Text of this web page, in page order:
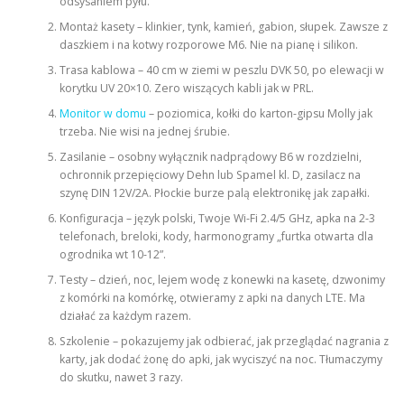
Montaż kasety – klinkier, tynk, kamień, gabion, słupek. Zawsze z
daszkiem i na kotwy rozporowe M6. Nie na pianę i silikon.
Trasa kablowa – 40 cm w ziemi w peszlu DVK 50, po elewacji w
korytku UV 20×10. Zero wiszących kabli jak w PRL.
Monitor w domu – poziomica, kołki do karton-gipsu Molly jak
trzeba. Nie wisi na jednej śrubie.
Zasilanie – osobny wyłącznik nadprądowy B6 w rozdzielni,
ochronnik przepięciowy Dehn lub Spamel kl. D, zasilacz na
szynę DIN 12V/2A. Płockie burze palą elektronikę jak zapałki.
Konfiguracja – język polski, Twoje Wi-Fi 2.4/5 GHz, apka na 2-3
telefonach, breloki, kody, harmonogramy „furtka otwarta dla
ogrodnika wt 10-12”.
Testy – dzień, noc, lejem wodę z konewki na kasetę, dzwonimy
z komórki na komórkę, otwieramy z apki na danych LTE. Ma
działać za każdym razem.
Szkolenie – pokazujemy jak odbierać, jak przeglądać nagrania z
karty, jak dodać żonę do apki, jak wyciszyć na noc. Tłumaczymy
do skutku, nawet 3 razy.